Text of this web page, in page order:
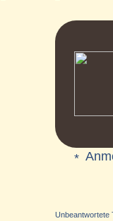
Unbeantwortete